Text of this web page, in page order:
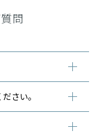
問
さい。